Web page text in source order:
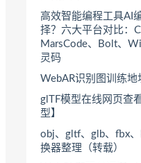
高效智能编程工具AI
择？六大平台对比：
MarsCode、Bolt、
灵码
WebAR识别图训练地
glTF模型在线网页查
型】
obj、gltf、glb、fbx
换器整理（转载）